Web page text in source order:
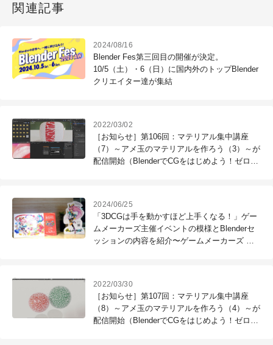
関連記事
2024/08/16
Blender Fes第三回目の開催が決定。
10/5（土）・6（日）に国内外のトップBlender
クリエイター達が集結
2022/03/02
［お知らせ］第106回：マテリアル集中講座
（7）～アメ玉のマテリアルを作ろう（3）～が
配信開始（BlenderでCGをはじめよう！ゼロか
2024/06/25
「3DCGは手を動かすほど上手くなる！」ゲー
ムメーカーズ主催イベントの模様とBlenderセ
ッションの内容を紹介〜ゲームメーカーズ ス
2022/03/30
［お知らせ］第107回：マテリアル集中講座
（8）～アメ玉のマテリアルを作ろう（4）～が
配信開始（BlenderでCGをはじめよう！ゼロか